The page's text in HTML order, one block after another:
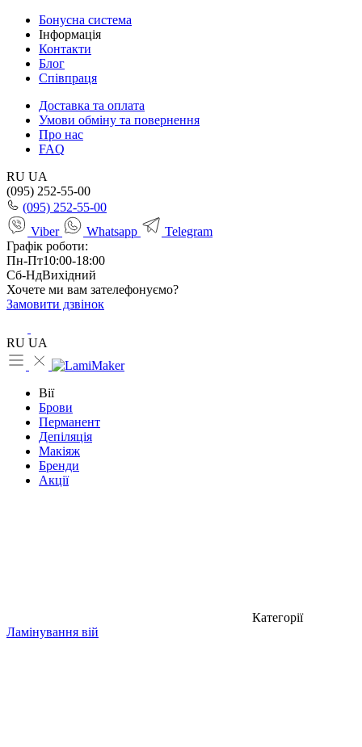
Бонусна система
Інформація
Контакти
Блог
Співпраця
Доставка та оплата
Умови обміну та повернення
Про нас
FAQ
RU UA
(095) 252-55-00
(095) 252-55-00
Viber
Whatsapp
Telegram
Графік роботи:
Пн-Пт10:00-18:00
Сб-НдВихідний
Хочете ми вам зателефонуємо?
Замовити дзвінок
RU UA
Вії
Брови
Перманент
Депіляція
Макіяж
Бренди
Акції
Категорії
Ламінування вій